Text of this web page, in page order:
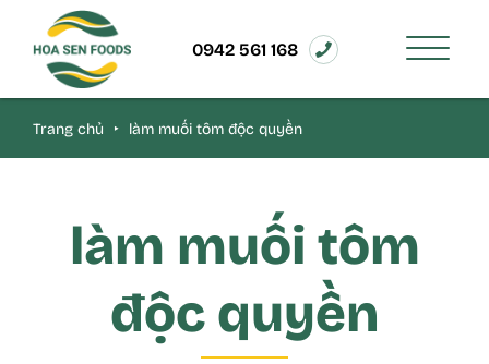
0942 561 168
Trang chủ ‣ làm muối tôm độc quyền
làm muối tôm
độc quyền